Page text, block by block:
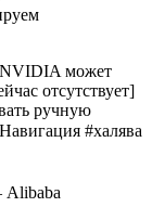
может
отсутствует]
ручную
Навигация #халява